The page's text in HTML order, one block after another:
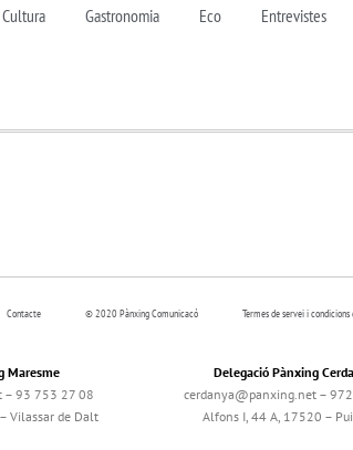
Cultura Gastronomia Eco Entrevistes
Contacte © 2020 Pànxing Comunicacó Termes de servei i condicions
Maresme
– 93 753 27 08
Vilassar de Dalt
Delegació Pànxing
cerdanya@panxing.net –
Alfons I, 44 A, 17520 –